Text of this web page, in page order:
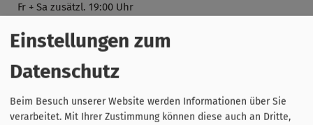
Fr + Sa zusätzl. 19:00 Uhr
Hinweise:
Diese Führung kann auch fürGruppen
Einstellungen zum
Datenschutz
Beim Besuch unserer Website werden Informationen über Sie
verarbeitet. Mit Ihrer Zustimmung können diese auch an Dritte,